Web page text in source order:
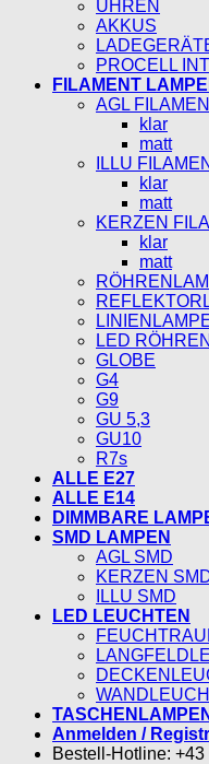
UHREN
AKKUS
PROCELL
FILAMENT
AGL
klar
matt
ILLU
klar
matt
KERZEN
klar
matt
LED
GLOBE
G4
G9
GU 5,3
GU10
R7s
ALLE E27
ALLE E14
DIMMBARE
SMD LAMPEN
AGL SMD
KERZEN
ILLU SMD
LED LEUCHTEN
TASCHENLAMPEN
Anmelden /
Bestell-Hotline: